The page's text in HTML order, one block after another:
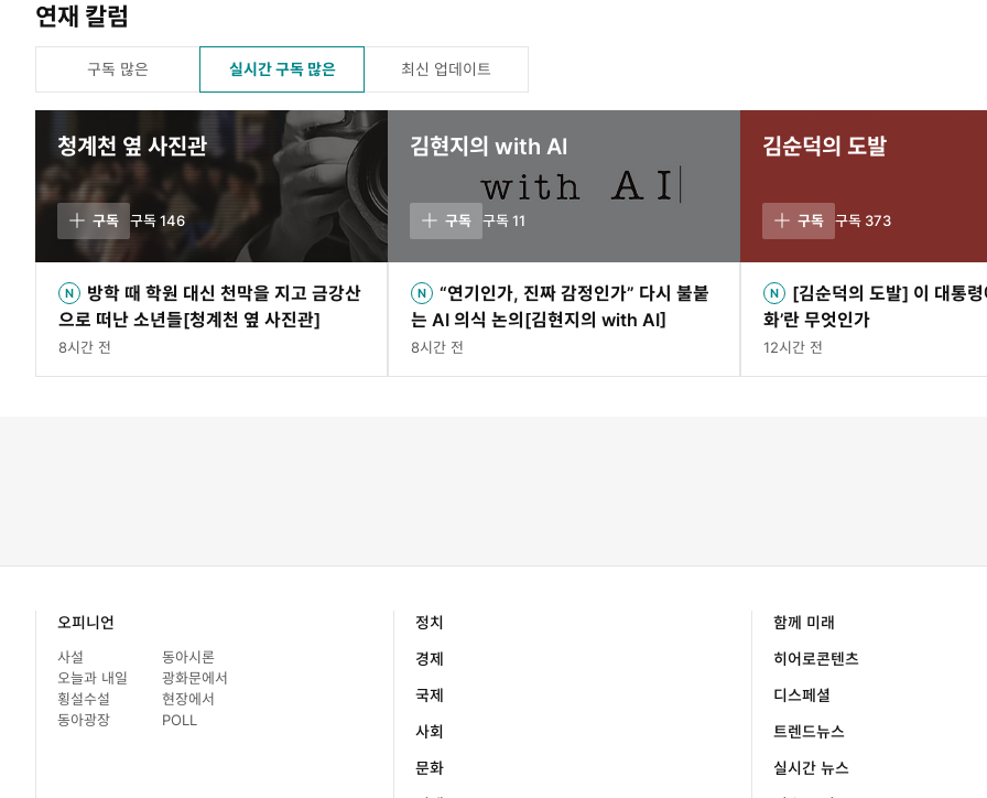
연재 칼럼
구독 많은 실시간 구독 많은 최신 업데이트
청계천 옆 사진관
구독 구독146
방학 때 학원 대신 천막을 지고 금강산
으로 떠난 소년들[청계천 옆 사진관]
8시간 전
김현지의 with AI
구독 구독11
“연기인가, 진짜 감정인가” 다시 불붙
는 AI 의식 논의[김현지의 with AI]
8시간 전
김순덕의 도발
구독 구독 373
[김순덕의 도발] 이 대통령
화’란 무엇인가
12시간 전
오피니언
사설
오늘과 내일
횡설수설
동아광장
동아시론
광화문에서
현장에서
POLL
정치
경제
국제
사회
문화
함께 미래
히어로콘텐츠
디스페셜
트렌드뉴스
실시간 뉴스